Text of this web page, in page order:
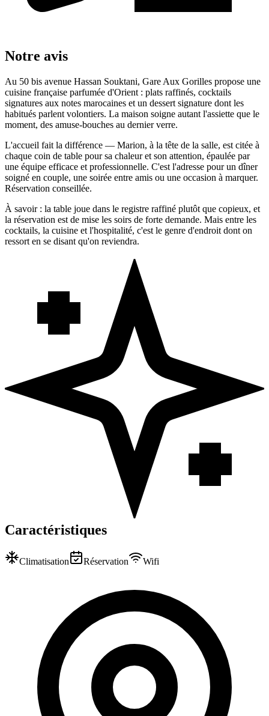
Notre avis
Au 50 bis avenue Hassan Souktani, Gare Aux Gorilles propose une
cuisine française parfumée d'Orient : plats raffinés, cocktails
signatures aux notes marocaines et un dessert signature dont les
habitués parlent volontiers. La maison soigne autant l'assiette que le
moment, des amuse-bouches au dernier verre.
L'accueil fait la différence — Marion, à la tête de la salle, est citée à
chaque coin de table pour sa chaleur et son attention, épaulée par
une équipe efficace et professionnelle. C'est l'adresse pour un dîner
soigné en couple, une soirée entre amis ou une occasion à marquer.
Réservation conseillée.
À savoir : la table joue dans le registre raffiné plutôt que copieux, et
la réservation est de mise les soirs de forte demande. Mais entre les
cocktails, la cuisine et l'hospitalité, c'est le genre d'endroit dont on
ressort en se disant qu'on reviendra.
Caractéristiques
Climatisation Réservation Wifi